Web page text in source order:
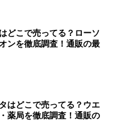
どこで売ってる？ローソ
ンを徹底調査！通販の最
はどこで売ってる？ウエ
薬局を徹底調査！通販の